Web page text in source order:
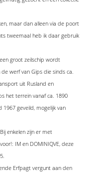
maar dan alleen via de poort
tweemaal heb ik daar gebruik
groot zeilschip wordt
werf van Gips die sinds ca.
uit Rusland en
het terrein vanaf ca. 1890
geveild, mogelijk van
enkelen zijn er met
IM en DOMINIQVE, deze
Erfpagt vergunt aan den